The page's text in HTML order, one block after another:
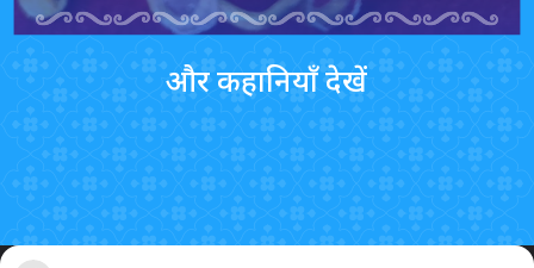
और कहानियाँ देखें